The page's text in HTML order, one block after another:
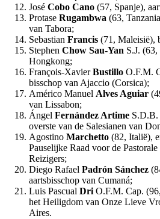
José Cobo Cano (57, Spanje),
Protase Rugambwa (63,
van Tabora;
Sebastian Francis (71, Maleisië),
Stephen Chow Sau-Yan S.J.
Hongkong;
François-XavierBustillo O.F.M.
bisschop van Ajaccio (Corsica);
Américo Manuel Alves Aguiar
van Lissabon;
Ángel Fernández Artime S.D.B.
overste van de Salesianen van
Agostino Marchetto (82, Italië),
Pauselijke Raad voor de
Reizigers;
Diego Rafael Padrón Sánchez
aartsbisschop van Cumaná;
Luis Pascual Dri O.F.M. Cap.
het Heiligdom van Onze Lieve
Aires.